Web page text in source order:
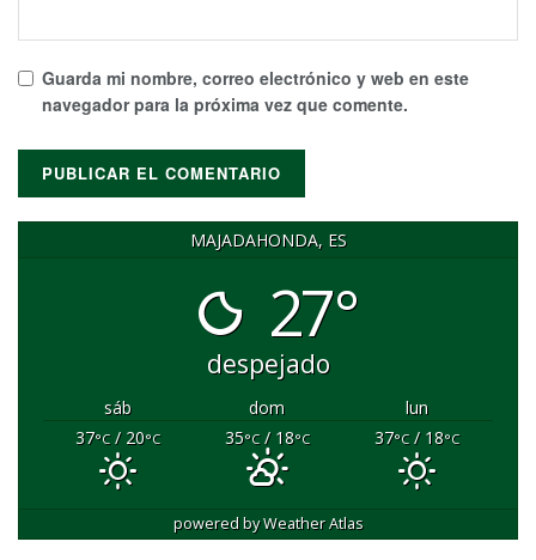
Guarda mi nombre, correo electrónico y web en este
navegador para la próxima vez que comente.
MAJADAHONDA, ES
27°
despejado
sáb dom
lun
37°C/ 20°C 35°C/ 18°C 37°C/ 18°C
powered byWeather Atlas